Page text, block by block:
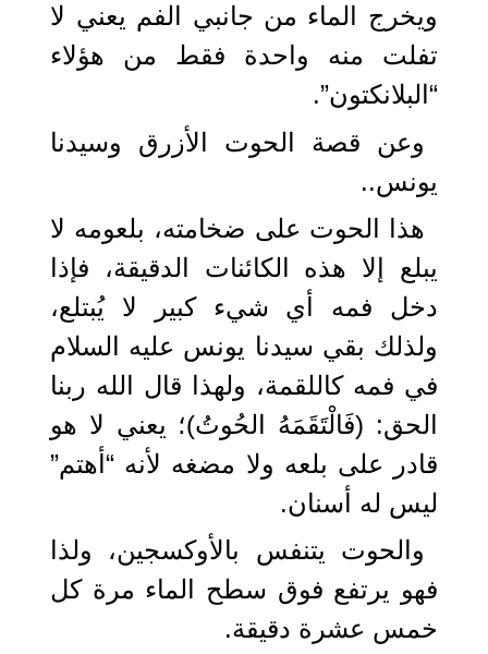
ويخرج الماء من جانبي الفم يعني لا
تفلت منه واحدة فقط من هؤلاء
“البلانكتون”.
وعن قصة الحوت الأزرق وسيدنا
يونس..
هذا الحوت على ضخامته، بلعومه لا
يبلع إلا هذه الكائنات الدقيقة، فإذا
دخل فمه أي شيء كبير لا يُبتلع،
ولذلك بقي سيدنا يونس عليه السلام
في فمه كاللقمة، ولهذا قال الله ربنا
الحق: (فَالْتَقَمَهُ الحُوتُ)؛ يعني لا هو
قادر على بلعه ولا مضغه لأنه “أهتم”
ليس له أسنان.
والحوت يتنفس بالأوكسجين، ولذا
فهو يرتفع فوق سطح الماء مرة كل
خمس عشرة دقيقة.